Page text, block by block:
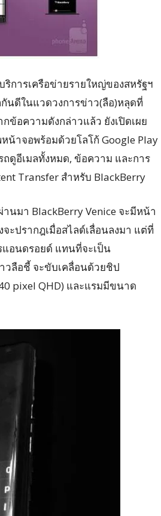
การเครือข่ายรายใหญ่ของสหรัฐฯ
กันดีในแวดวงการข่าว(ลือ)หลุดที่
ข้อความดังกล่าวแล้ว ยังเปิดเผย
น้าจอพร้อมด้วยโลโก้ Google Play
ดูอีเมลทั้งหมด, ข้อความ และการ
Transfer สำหรับ BlackBerry
นมา BlackBerry Venice จะมีหน้า
ะปรากฎเมื่อสไลด์เลื่อนลงมา แต่ที่
อนดรอยด์ แทนที่จะเป็น
วลือชี้ จะขับเคลื่อนด้วยชิป
pixel QHD) และแรมมีขนาด